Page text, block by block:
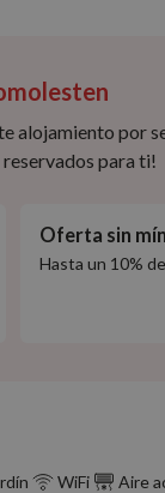
alojamiento por
para ti!
Oferta sin
Hasta un 10%
WiFi Aire